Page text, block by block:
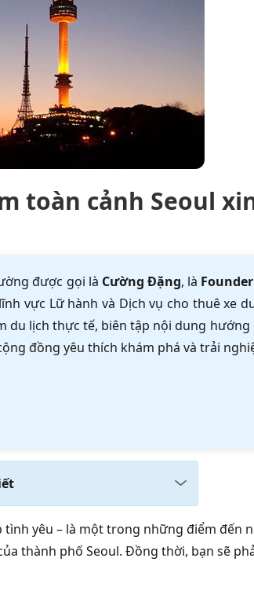
toàn cảnh Seoul
được gọi là Cường Đặng, là Founder
vực Lữ hành và Dịch vụ cho thuê xe
du lịch thực tế, biên tập nội dung
đồng yêu thích khám phá và trải
tình yêu – là một trong những điểm đến
thành phố Seoul. Đồng thời, bạn sẽ